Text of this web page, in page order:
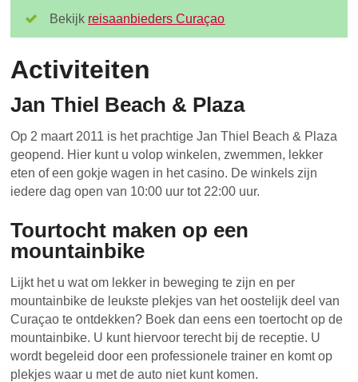
Bekijk reisaanbieders Curaçao
Activiteiten
Jan Thiel Beach & Plaza
Op 2 maart 2011 is het prachtige Jan Thiel Beach & Plaza
geopend. Hier kunt u volop winkelen, zwemmen, lekker
eten of een gokje wagen in het casino. De winkels zijn
iedere dag open van 10:00 uur tot 22:00 uur.
Tourtocht maken op een
mountainbike
Lijkt het u wat om lekker in beweging te zijn en per
mountainbike de leukste plekjes van het oostelijk deel van
Curaçao te ontdekken? Boek dan eens een toertocht op de
mountainbike. U kunt hiervoor terecht bij de receptie. U
wordt begeleid door een professionele trainer en komt op
plekjes waar u met de auto niet kunt komen.